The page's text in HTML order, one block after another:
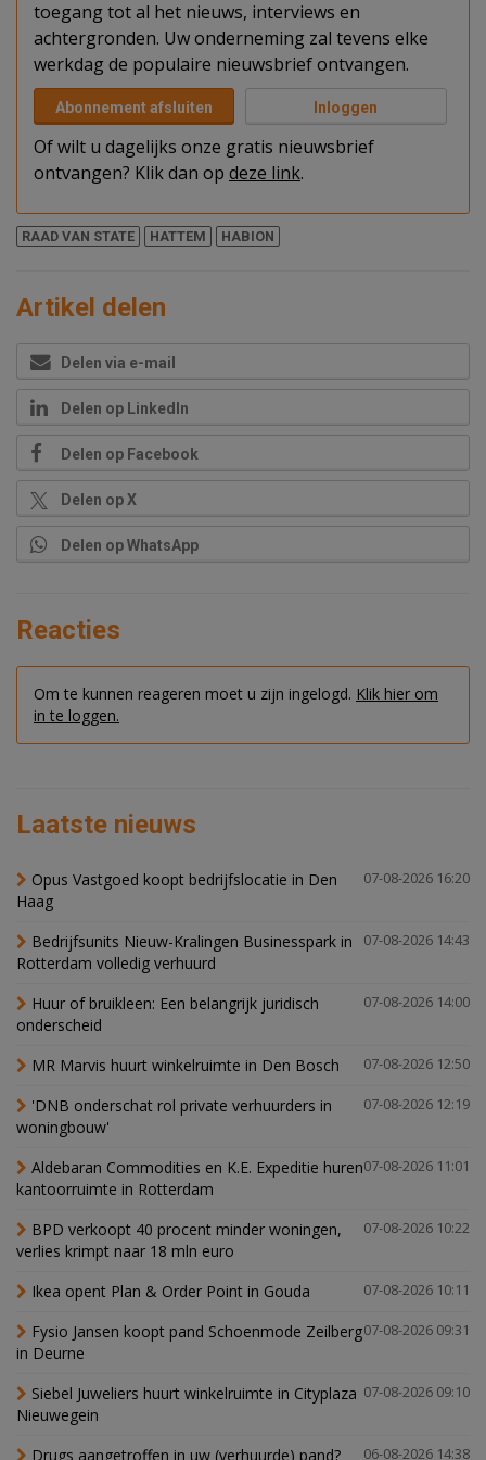
toegang tot al het nieuws, interviews en
achtergronden. Uw onderneming zal tevens elke
werkdag de populaire nieuwsbrief ontvangen.
Abonnement afsluiten Inloggen
Of wilt u dagelijks onze gratis nieuwsbrief
ontvangen? Klik dan op deze link.
RAAD VAN STATE HATTEM HABION
Artikel delen
Delen via e-mail
Delen op LinkedIn
Delen op Facebook
Delen op X
Delen op WhatsApp
Reacties
Om te kunnen reageren moet u zijn ingelogd. Klik hier om
in te loggen.
Laatste nieuws
07-08-2026 16:20
Opus Vastgoed koopt bedrijfslocatie in Den
Haag
07-08-2026 14:43
Bedrijfsunits Nieuw-Kralingen Businesspark in
Rotterdam volledig verhuurd
07-08-2026 14:00
Huur of bruikleen: Een belangrijk juridisch
onderscheid
07-08-2026 12:50
MR Marvis huurt winkelruimte in Den Bosch
07-08-2026 12:19
'DNB onderschat rol private verhuurders in
woningbouw'
07-08-2026 11:01
Aldebaran Commodities en K.E. Expeditie huren
kantoorruimte in Rotterdam
07-08-2026 10:22
BPD verkoopt 40 procent minder woningen,
verlies krimpt naar 18 mln euro
07-08-2026 10:11
Ikea opent Plan & Order Point in Gouda
07-08-2026 09:31
Fysio Jansen koopt pand Schoenmode Zeilberg
in Deurne
07-08-2026 09:10
Siebel Juweliers huurt winkelruimte in Cityplaza
Nieuwegein
06-08-2026 14:38
Drugs aangetroffen in uw (verhuurde) pand?